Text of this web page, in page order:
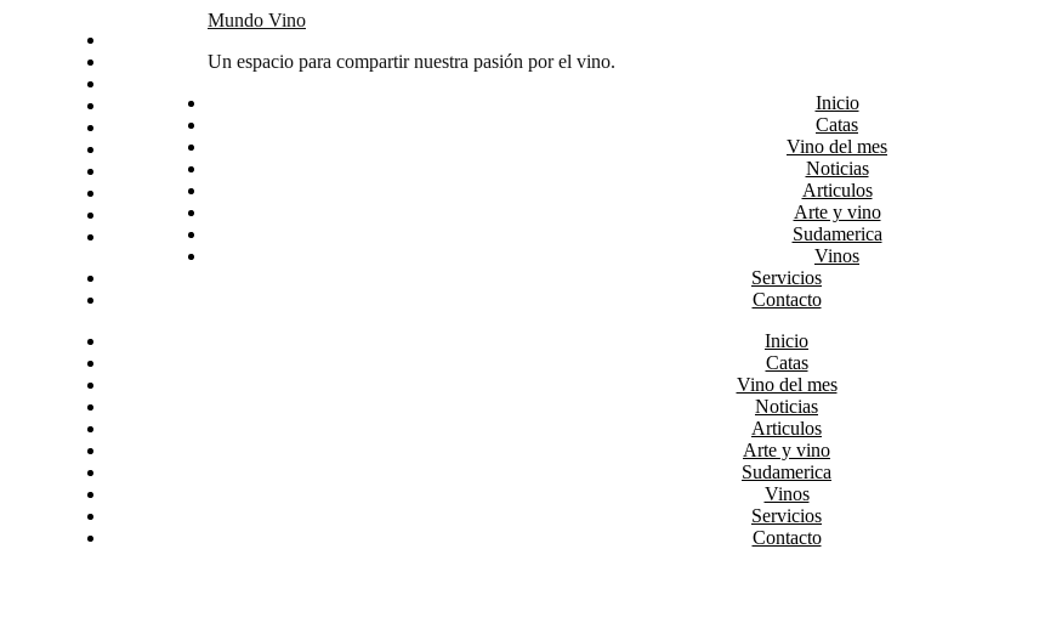
Arte y vino
Sudamerica
Mundo Vino
Un espacio para compartir nuestra pasión por el vino.
Inicio
Catas
Vino del mes
Noticias
Articulos
Arte y vino
Sudamerica
Vinos
Servicios
Contacto
Inicio
Catas
Vino del mes
Noticias
Articulos
Arte y vino
Sudamerica
Vinos
Servicios
Contacto